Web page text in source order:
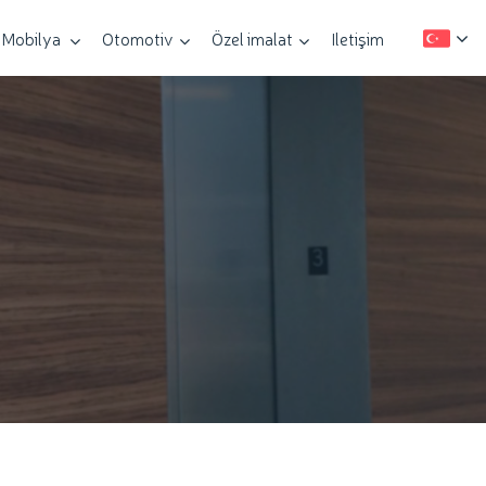
Mobilya Otomotiv Özel imalat Iletişim